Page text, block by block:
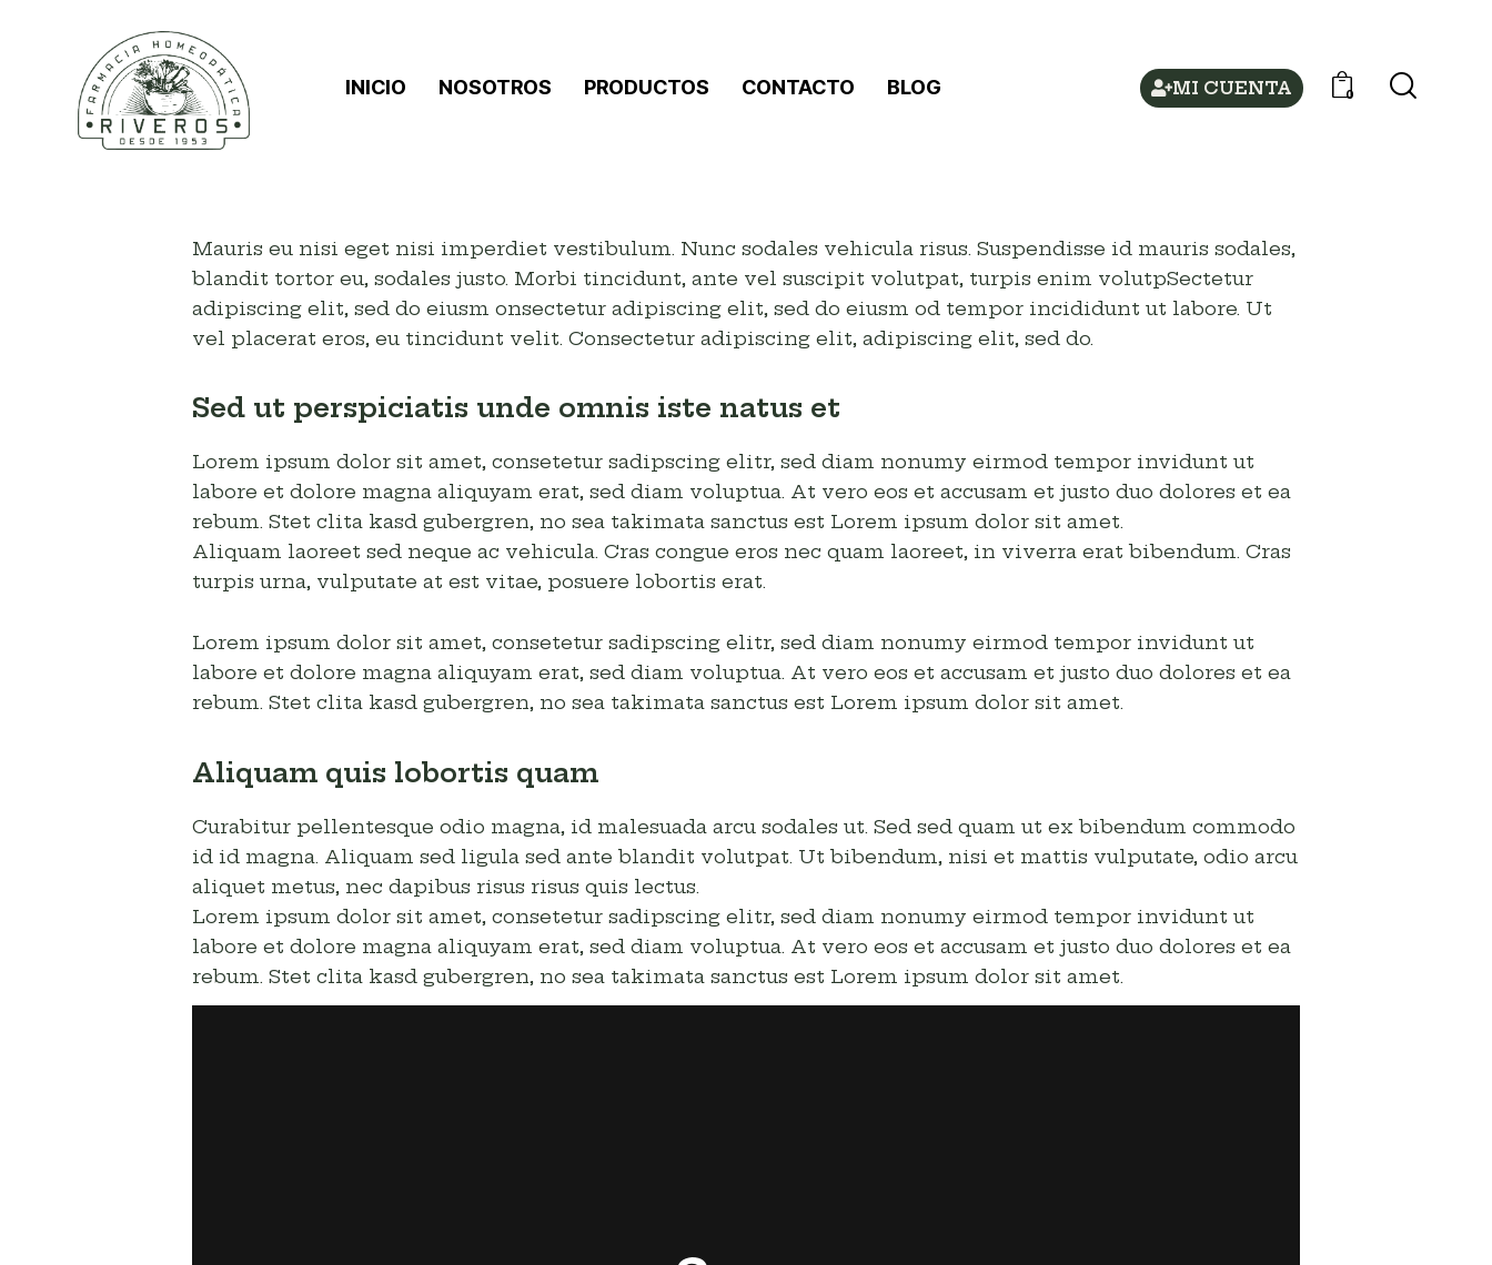
INICIO NOSOTROS PRODUCTOS CONTACTO BLOG MI CUENTA 0
Mauris eu nisi eget nisi imperdiet vestibulum. Nunc sodales vehicula risus. Suspendisse id mauris sodales,
blandit tortor eu, sodales justo. Morbi tincidunt, ante vel suscipit volutpat, turpis enim volutpSectetur
adipiscing elit, sed do eiusm onsectetur adipiscing elit, sed do eiusm od tempor incididunt ut labore. Ut
vel placerat eros, eu tincidunt velit. Consectetur adipiscing elit, adipiscing elit, sed do.
Sed ut perspiciatis unde omnis iste natus et
Lorem ipsum dolor sit amet, consetetur sadipscing elitr, sed diam nonumy eirmod tempor invidunt ut
labore et dolore magna aliquyam erat, sed diam voluptua. At vero eos et accusam et justo duo dolores et ea
rebum. Stet clita kasd gubergren, no sea takimata sanctus est Lorem ipsum dolor sit amet.
Aliquam laoreet sed neque ac vehicula. Cras congue eros nec quam laoreet, in viverra erat bibendum. Cras
turpis urna, vulputate at est vitae, posuere lobortis erat.
Lorem ipsum dolor sit amet, consetetur sadipscing elitr, sed diam nonumy eirmod tempor invidunt ut
labore et dolore magna aliquyam erat, sed diam voluptua. At vero eos et accusam et justo duo dolores et ea
rebum. Stet clita kasd gubergren, no sea takimata sanctus est Lorem ipsum dolor sit amet.
Aliquam quis lobortis quam
Curabitur pellentesque odio magna, id malesuada arcu sodales ut. Sed sed quam ut ex bibendum commodo
id id magna. Aliquam sed ligula sed ante blandit volutpat. Ut bibendum, nisi et mattis vulputate, odio arcu
aliquet metus, nec dapibus risus risus quis lectus.
Lorem ipsum dolor sit amet, consetetur sadipscing elitr, sed diam nonumy eirmod tempor invidunt ut
labore et dolore magna aliquyam erat, sed diam voluptua. At vero eos et accusam et justo duo dolores et ea
rebum. Stet clita kasd gubergren, no sea takimata sanctus est Lorem ipsum dolor sit amet.